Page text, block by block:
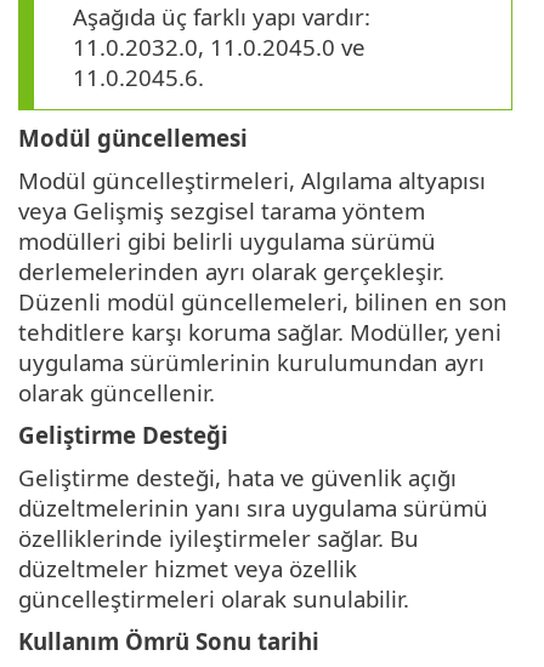
Aşağıda üç farklı yapı vardır:
11.0.2032.0, 11.0.2045.0 ve
11.0.2045.6.
Modül güncellemesi
Modül güncelleştirmeleri, Algılama altyapısı
veya Gelişmiş sezgisel tarama yöntem
modülleri gibi belirli uygulama sürümü
derlemelerinden ayrı olarak gerçekleşir.
Düzenli modül güncellemeleri, bilinen en son
tehditlere karşı koruma sağlar. Modüller, yeni
uygulama sürümlerinin kurulumundan ayrı
olarak güncellenir.
Geliştirme Desteği
Geliştirme desteği, hata ve güvenlik açığı
düzeltmelerinin yanı sıra uygulama sürümü
özelliklerinde iyileştirmeler sağlar. Bu
düzeltmeler hizmet veya özellik
güncelleştirmeleri olarak sunulabilir.
Kullanım Ömrü Sonu tarihi